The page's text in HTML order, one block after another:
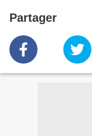
Partager